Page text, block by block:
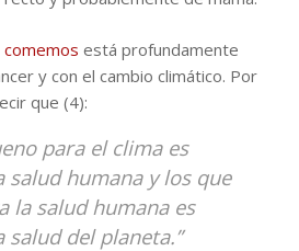
comemos está profundamente
y con el cambio climático. Por
que (4):
para el clima es
salud humana y los que
la salud humana es
salud del planeta.”